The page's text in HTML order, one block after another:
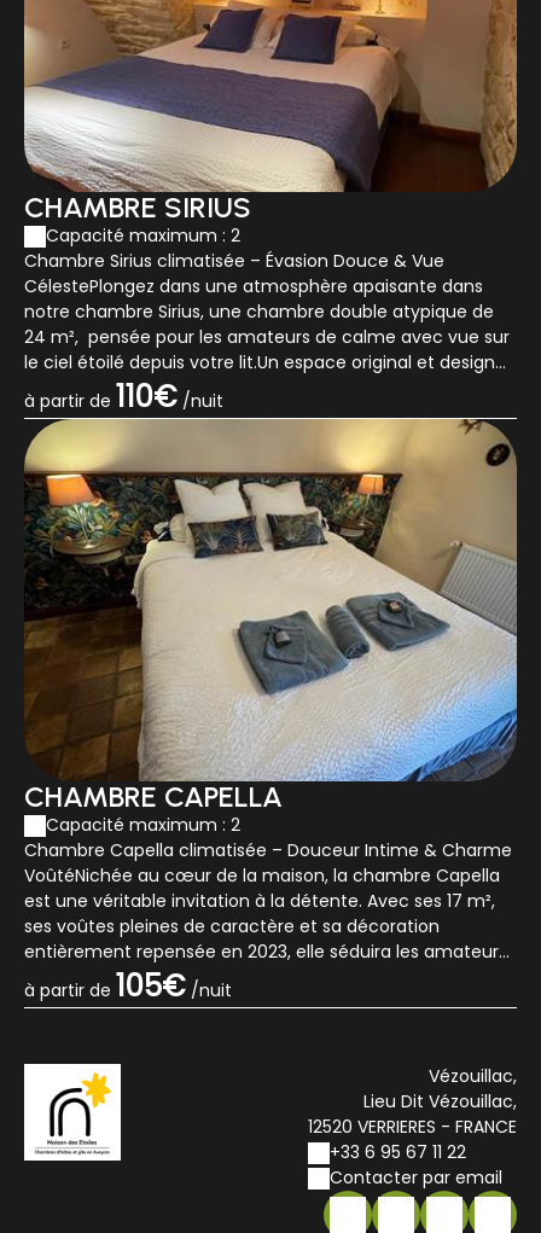
CHAMBRE SIRIUS
Capacité maximum : 2
Chambre Sirius climatisée – Évasion Douce & Vue
CélestePlongez dans une atmosphère apaisante dans
notre chambre Sirius, une chambre double atypique de
24 m², pensée pour les amateurs de calme avec vue sur
le ciel étoilé depuis votre lit.Un espace original et design
en demi étageLit queen size (160x...
à partir de 110€ /nuit
CHAMBRE CAPELLA
Capacité maximum : 2
Chambre Capella climatisée – Douceur Intime & Charme
VoûtéNichée au cœur de la maison, la chambre Capella
est une véritable invitation à la détente. Avec ses 17 m²,
ses voûtes pleines de caractère et sa décoration
entièrement repensée en 2023, elle séduira les amateurs
de lieux singuliers et apaisan...
à partir de 105€ /nuit
Vézouillac,
Lieu Dit Vézouillac,
12520 VERRIERES - FRANCE
+33 6 95 67 11 22
Contacter par email